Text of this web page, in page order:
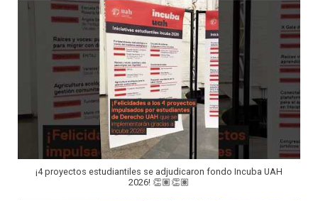
¡4 proyectos estudiantiles se adjudicaron fondo Incuba UAH
2026! 👏🏽👏🏽